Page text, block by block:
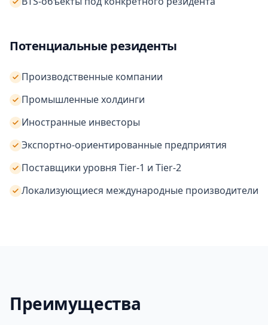
Потенциальные резиденты
Производственные компании
Промышленные холдинги
Иностранные инвесторы
Экспортно-ориентированные предприятия
Поставщики уровня Tier-1 и Tier-2
Локализующиеся международные производители
Преимущества